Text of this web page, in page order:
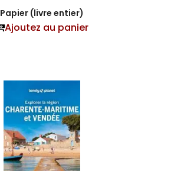
Papier (livre entier)
Ajoutez au panier